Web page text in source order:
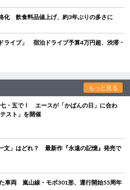
化 飲食料品値上げ、約3年ぶりの多さに
ライブ」 宿泊ドライブ予算4万円超、渋滞・
もっと見る
・五で！ エースが「かばんの日」に合わ
スト」を開催
文」はどれ？ 最新作『永遠の記憶』発売で
車両 嵐山線・モボ301形、運行開始55周年